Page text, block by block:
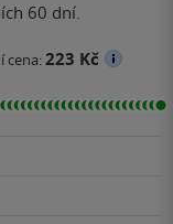
60 dní.
cena:223 Kč